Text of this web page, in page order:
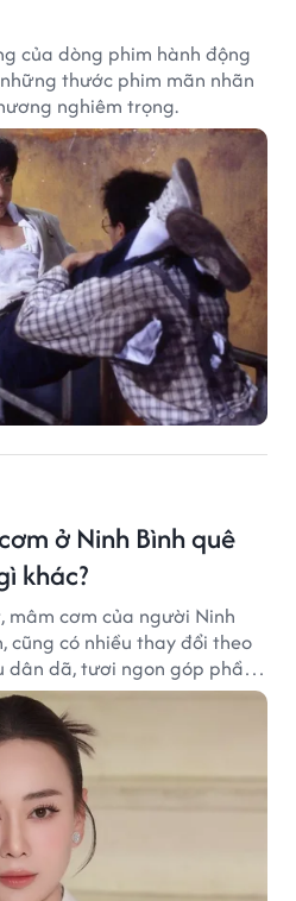
của dòng phim hành động
thước phim mãn nhãn
nghiêm trọng.
ở Ninh Bình quê
khác?
cơm của người Ninh
cũng có nhiều thay đổi theo
dân dã, tươi ngon góp phần
đầy cuốn hút của vùng